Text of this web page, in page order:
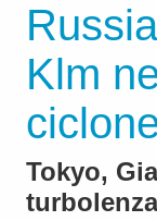
Klm
Tokyo,